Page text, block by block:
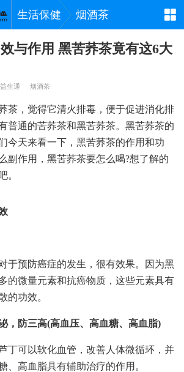
生活保健 烟酒茶
与作用 黑苦荞茶竟有这6大
生通 烟酒茶
茶，觉得它清火排毒，便于促进消化排
普通的苦荞茶和黑苦荞茶。黑苦荞茶的
今天来看一下，黑苦荞茶的作用和功
副作用，黑苦荞茶要怎么喝?想了解的
。
于预防癌症的发生，很有效果。因为黑
的微量元素和抗癌物质，这些元素具有
的功效。
，防三高(高血压、高血糖、高血脂)
丁可以软化血管，改善人体微循环，并
、高血脂具有辅助治疗的作用。